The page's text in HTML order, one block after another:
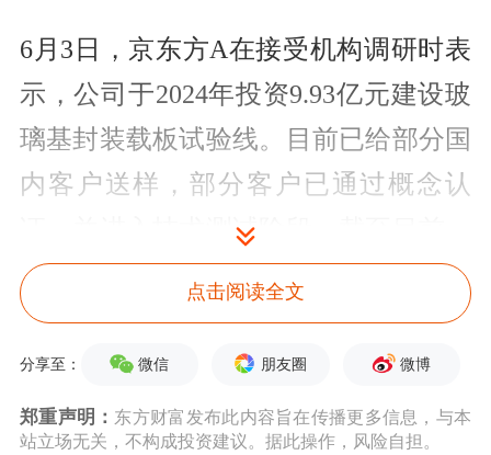
6月3日，京东方A在接受机构调研时表
示，公司于2024年投资9.93亿元建设玻
璃基封装载板试验线。目前已给部分国
内客户送样，部分客户已通过概念认
证，并进入技术测试阶段。截至目前，
公司还未实现批量生产，该业务尚未实
现量产营收，公司试验线良率尚未达到
量产水平，何时达到具有重大不确定
性。
点击阅读全文
分享至： 微信 朋友圈 微博
郑重声明： 东方财富发布此内容旨在传播更多信息，与本
站立场无关，不构成投资建议。据此操作，风险自担。